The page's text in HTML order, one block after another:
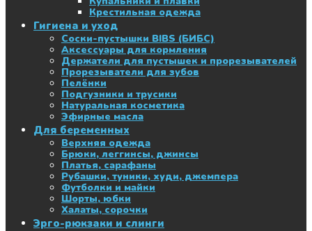
Крестильная одежда
Гигиена и уход
Соски-пустышки BIBS (БИБС)
Аксессуары для кормления
Держатели для пустышек и прорезывателей
Прорезыватели для зубов
Пелёнки
Подгузники и трусики
Натуральная косметика
Эфирные масла
Для беременных
Верхняя одежда
Брюки, леггинсы, джинсы
Платья, сарафаны
Рубашки, туники, худи, джемпера
Футболки и майки
Шорты, юбки
Халаты, сорочки
Эрго-рюкзаки и слинги